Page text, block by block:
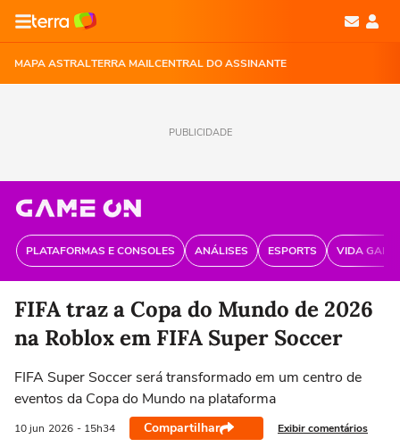
MAPA ASTRALTERRA MAILCENTRAL DO ASSINANTE
PUBLICIDADE
PLATAFORMAS E CONSOLES ANÁLISES ESPORTS VIDA
FIFA traz a Copa do Mundo de 2026
na Roblox em FIFA Super Soccer
FIFA Super Soccer será transformado em um centro de
eventos da Copa do Mundo na plataforma
10 jun 2026 - 15h34 Compartilhar Exibir comentários